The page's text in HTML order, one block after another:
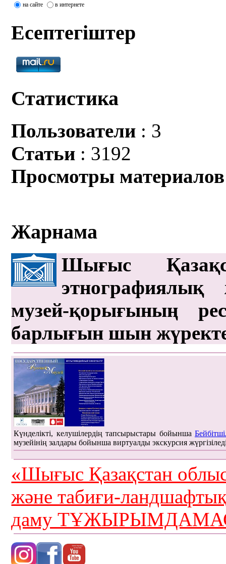
на сайте в интернете
Есептегіштер
Статистика
Пользователи : 3
Статьи : 3192
Просмотры материалов
Жарнама
Шығыс
этнографиялық
музей-қорығының
барлығын шын
Күнделікті, келушілердің тапсырыстары бойынша
музейінің залдары бойынша виртуалды экскурсия
«Шығыс Қазақстан
және табиғи-
даму